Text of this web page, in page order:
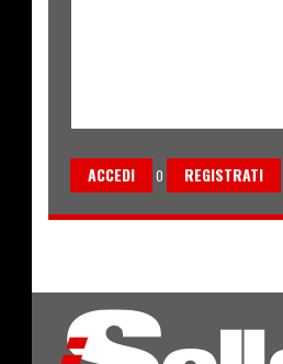
ACCEDI o REGISTRATI